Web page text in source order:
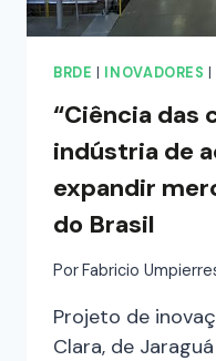
BRDE INOVADORES
“Ciência das
indústria de
expandir
do Brasil
PorFabricio
Projeto de
Clara, de